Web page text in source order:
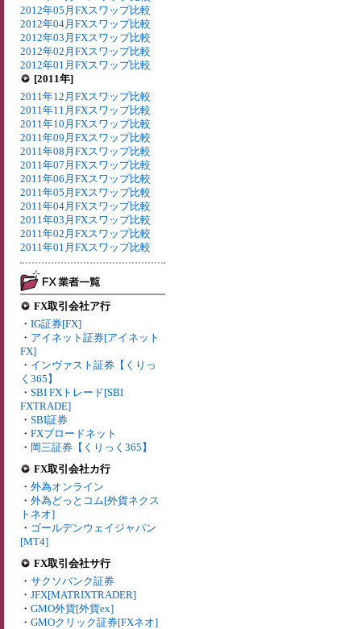
2012年05月FXスワップ比較
2012年04月FXスワップ比較
2012年03月FXスワップ比較
2012年02月FXスワップ比較
2012年01月FXスワップ比較
[2011年]
2011年12月FXスワップ比較
2011年11月FXスワップ比較
2011年10月FXスワップ比較
2011年09月FXスワップ比較
2011年08月FXスワップ比較
2011年07月FXスワップ比較
2011年06月FXスワップ比較
2011年05月FXスワップ比較
2011年04月FXスワップ比較
2011年03月FXスワップ比較
2011年02月FXスワップ比較
2011年01月FXスワップ比較
FX取引会社ア行
・ IG証券[FX]
・ アイネット証券[アイネット
FX]
・ インヴァスト証券【くりっ
く365】
・ SBI FXトレード[SBI
FXTRADE]
・ SBI証券
・ FXブロードネット
・ 岡三証券【くりっく365】
FX取引会社カ行
・ 外為オンライン
・ 外為どっとコム[外貨ネクス
トネオ]
・ ゴールデンウェイジャパン
[MT4]
FX取引会社サ行
・ サクソバンク証券
・ JFX[MATRIXTRADER]
・ GMO外貨[外貨ex]
・ GMOクリック証券[FXネオ]